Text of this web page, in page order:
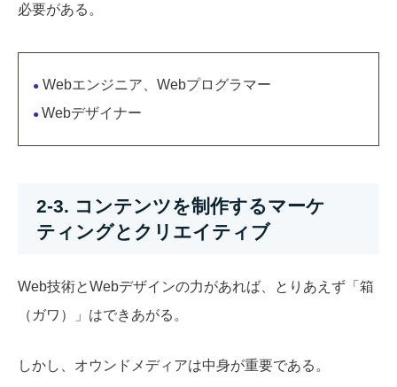
必要がある。
● Webエンジニア、Webプログラマー
● Webデザイナー
2-3. コンテンツを制作するマーケ
ティングとクリエイティブ
Web技術とWebデザインの力があれば、とりあえず「箱
（ガワ）」はできあがる。
しかし、オウンドメディアは中身が重要である。